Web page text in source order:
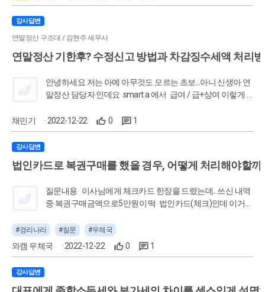
로 안 해도 되고 선택으로 하면 되는 것인지요..?
강사답변
연말정산 구조대 / 김현주 세무사
연말정산 기한후? 수정신고 방법과 차감징수세액 처리
안녕하세요 저는 아예 아무것도 모르는 초보...아니 신생아 연
말정산 담당자 인데요 smart a 에서 급여 / 급+상여 이렇게 2
으로 중복입력되어있어서 모든 열말정산 신고가 잘못되었다
는걸 찾았어요 근로자분들은 마지막달에 1개월치 급여를 더
고 급여데이터 삭제하고 다시 연말정산 간소화자료 올려서
서 -> 근로소득지급명세서(연말정산용)에서 수정신고로 근
로소득 원천징수영수증 수정신고를 했어요 --------------------
근로자는 더 환급을 받아야 하는데... 이 다음 처리는 뭘 어떻
게 해야할까요? 홈택스 전화해서 제발 도와달라고 했더니,
원천세 신고서도 틀린 순간부터 다시 다 신고하라고만 하는
채민기 · 2022-12-22 0 1
강사답변
법인카드로 복권구매를 했을 경우, 어떻게 처리해야할까
질문내용 이사님에게 체크카드 한장을 드렸는데.. 쓰신 내역
중 복권구매금액으로5만원이 떡 ​ 법인카드(체크)인데 이거
: https://cafe.naver.com/serplove/861372
와캠 우체국
· 2022-12-22 0 1
#경리나라 #질문 #우체국
강사답변